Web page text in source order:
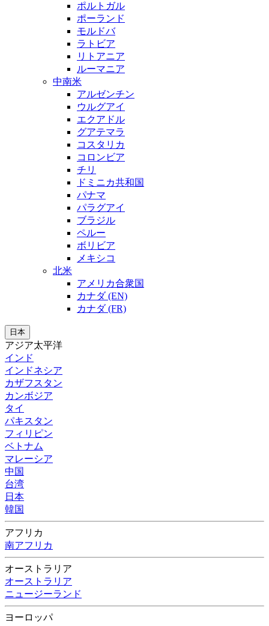
ポルトガル
ポーランド
モルドバ
ラトビア
リトアニア
ルーマニア
中南米
アルゼンチン
ウルグアイ
エクアドル
グアテマラ
コスタリカ
コロンビア
チリ
ドミニカ共和国
パナマ
パラグアイ
ブラジル
ペルー
ボリビア
メキシコ
北米
アメリカ合衆国
カナダ (EN)
カナダ (FR)
日本
アジア太平洋
インド
インドネシア
カザフスタン
カンボジア
タイ
パキスタン
フィリピン
ベトナム
マレーシア
中国
台湾
日本
韓国
アフリカ
南アフリカ
オーストラリア
オーストラリア
ニュージーランド
ヨーロッパ